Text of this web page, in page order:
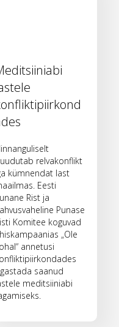
relvakonflikt
kümnendat last
Eesti
Rist ja
Punase
Komitee koguvad
„Ole
annetusi
saanud
meditsiiniabi